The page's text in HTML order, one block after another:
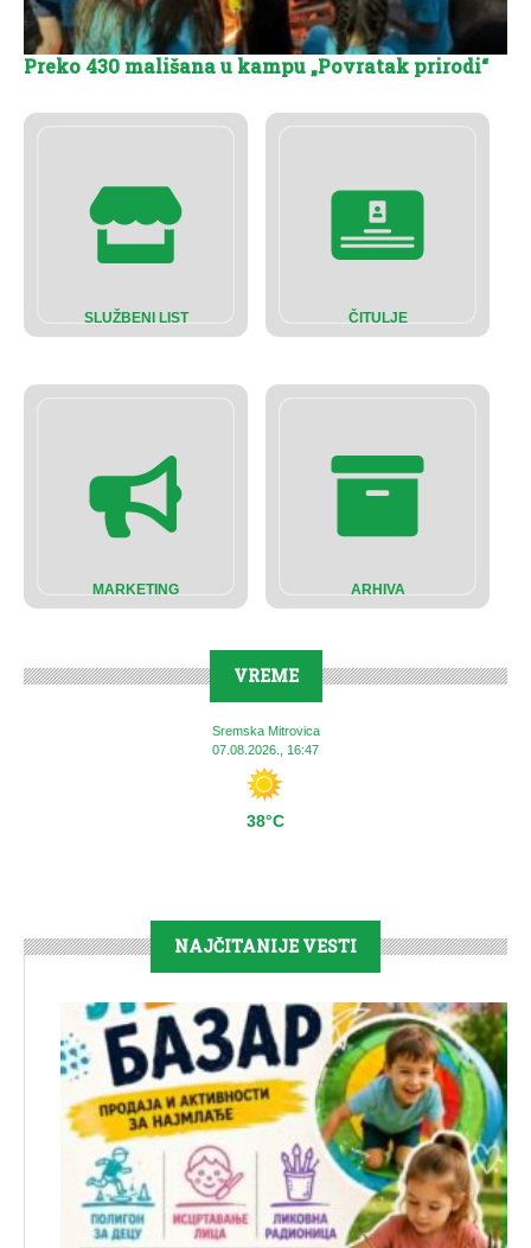
SLUŽBENI LIST ČITULJE
MARKETING ARHIVA
VREME
Sremska Mitrovica
07.08.2026., 16:47
38°C
Preko 430 mališana u kampu „Povratak prirodi“
NAJČITANIJE VESTI